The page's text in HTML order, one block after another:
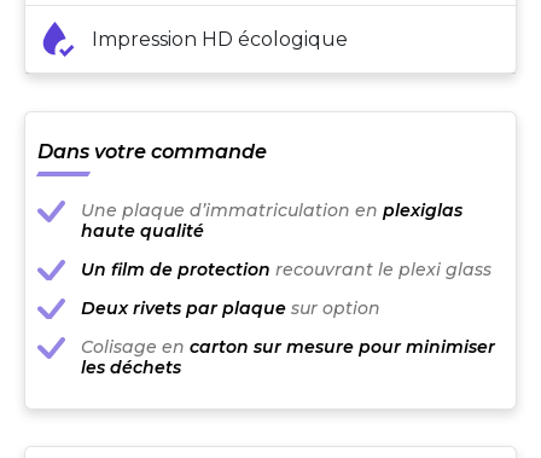
Impression HD écologique
Dans votre commande
Une plaque d’immatriculation en plexiglas
haute qualité
Un film de protection recouvrant le plexi glass
Deux rivets par plaque sur option
Colisage en carton sur mesure pour minimiser
les déchets